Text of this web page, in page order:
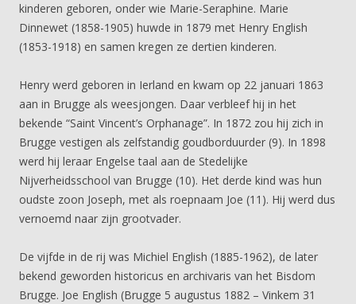
kinderen geboren, onder wie Marie-Seraphine. Marie
Dinnewet (1858-1905) huwde in 1879 met Henry English
(1853-1918) en samen kregen ze dertien kinderen.
Henry werd geboren in Ierland en kwam op 22 januari 1863
aan in Brugge als weesjongen. Daar verbleef hij in het
bekende “Saint Vincent’s Orphanage”. In 1872 zou hij zich in
Brugge vestigen als zelfstandig goudborduurder (9). In 1898
werd hij leraar Engelse taal aan de Stedelijke
Nijverheidsschool van Brugge (10). Het derde kind was hun
oudste zoon Joseph, met als roepnaam Joe (11). Hij werd dus
vernoemd naar zijn grootvader.
De vijfde in de rij was Michiel English (1885-1962), de later
bekend geworden historicus en archivaris van het Bisdom
Brugge. Joe English (Brugge 5 augustus 1882 – Vinkem 31